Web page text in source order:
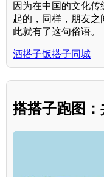
因为在中国的文化
起的，同样，朋友之
此就有了这句俗语。
酒搭子饭搭子同城
搭搭子跑图